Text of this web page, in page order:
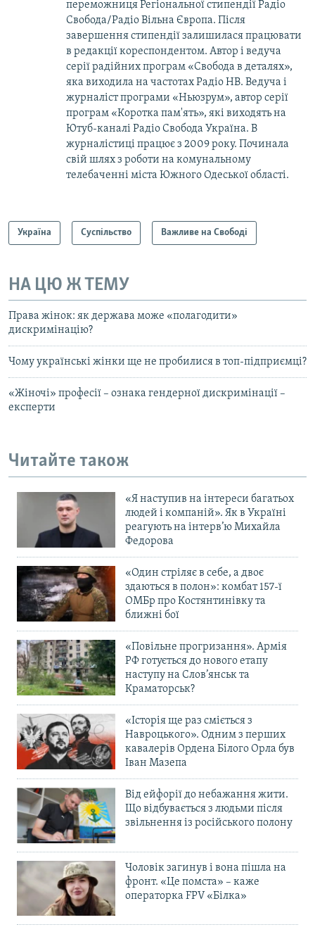
переможниця Регіональної стипендії Радіо
Свобода/Радіо Вільна Європа. Після
завершення стипендії залишилася працювати
в редакції кореспондентом. Автор і ведуча
серії радійних програм «Свобода в деталях»,
яка виходила на частотах Радіо НВ. Ведуча і
журналіст програми «Ньюзрум», автор серії
програм «Коротка пам'ять», які виходять на
Ютуб-каналі Радіо Свобода Україна. В
журналістиці працює з 2009 року. Починала
свій шлях з роботи на комунальному
телебаченні міста Южного Одеської області.
Україна Суспільство Важливе на Свободі
НА ЦЮ Ж ТЕМУ
Права жінок: як держава може «полагодити»
дискримінацію?
Чому українські жінки ще не пробилися в топ-підприємці?
«Жіночі» професії – ознака гендерної дискримінації –
експерти
Читайте також
«Я наступив на інтереси багатьох
людей і компаній». Як в Україні
реагують на інтерв’ю Михайла
Федорова
«Один стріляє в себе, а двоє
здаються в полон»: комбат 157-ї
ОМБр про Костянтинівку та
ближні бої
«Повільне прогризання». Армія
РФ готується до нового етапу
наступу на Слов’янськ та
Краматорськ?
«Історія ще раз сміється з
Навроцького». Одним з перших
кавалерів Ордена Білого Орла був
Іван Мазепа
Від ейфорії до небажання жити.
Що відбувається з людьми після
звільнення із російського полону
Чоловік загинув і вона пішла на
фронт. «Це помста» – каже
операторка FPV «Білка»